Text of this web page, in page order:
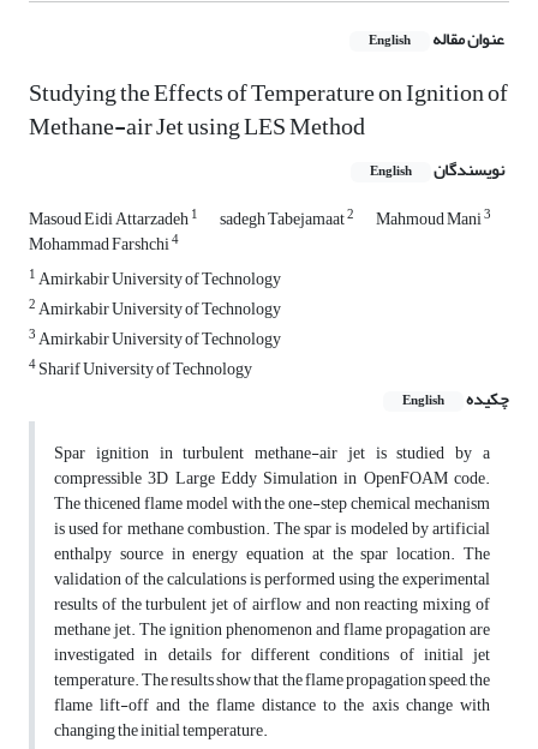
عنوان مقاله English
Studying the Effects of Temperature on Ignition of
Methane-air Jet using LES Method
نویسندگان English
Masoud Eidi Attarzadeh1 sadegh Tabejamaat2 Mahmoud Mani3
Mohammad Farshchi4
1Amirkabir University of Technology
2Amirkabir University of Technology
3Amirkabir University of Technology
4Sharif University of Technology
چکیده
English
Spar ignition in turbulent methane-air jet is studied by a
compressible 3D Large Eddy Simulation in OpenFOAM code.
The thicened flame model with the one-step chemical mechanism
is used for methane combustion. The spar is modeled by artificial
enthalpy source in energy equation at the spar location. The
validation of the calculations is performed using the experimental
results of the turbulent jet of airflow and non reacting mixing of
methane jet. The ignition phenomenon and flame propagation are
investigated in details for different conditions of initial jet
temperature. The results show that the flame propagation speed, the
flame lift-off and the flame distance to the axis change with
changing the initial temperature.